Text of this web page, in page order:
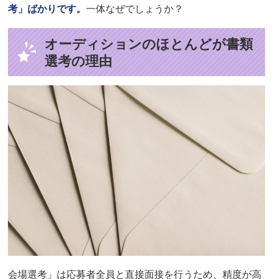
考」ばかりです。一体なぜでしょうか？
オーディションのほとんどが書類
選考の理由
会場選考」は応募者全員と直接面接を行うため、精度が高